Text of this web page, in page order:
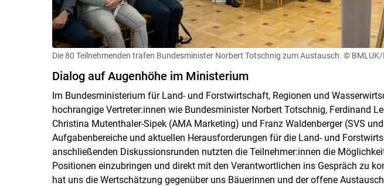
Die 80 Teilnehmenden trafen Bundesminister Norbert Totschnig zum Austausch. © BMLUK/
Dialog auf Augenhöhe im Ministerium
Im Bundesministerium für Land- und Forstwirtschaft, Regionen und
hochrangige Vertreter:innen wie Bundesminister Norbert Totschnig, Ferdinand
Christina Mutenthaler-Sipek (AMA Marketing) und Franz Waldenberger (SVS
Aufgabenbereiche und aktuellen Herausforderungen für die Land- und
anschließenden Diskussionsrunden nutzten die Teilnehmer:innen die
Positionen einzubringen und direkt mit den Verantwortlichen ins Gespräch zu
hat uns die Wertschätzung gegenüber uns Bäuerinnen und der offene